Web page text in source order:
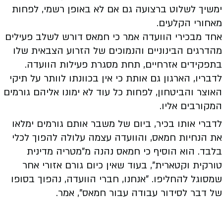
ימשיך לשלוט ברצועה גם אם לא באופן רשמי, לפחות
מאחורי הקלעים.
אחד מבכירי הוועדה אמר כי חמאס דורש לשלב פעילים
מהדרגים הבינוניים והנמוכים של הזרוע הצבאית שלו
בתפקידים אזרחיים, תחת מסגרת פעילות הוועדה.
לדבריו, הארגון גם אותת כי אין בכוונתו לוותר על תיקי
האוצר והביטחון, לפחות כל עוד לא ימונו אליהם גורמים
המקורבים אליו.
לדברי אותו בכיר, ביום של משבר אותם גורמים ימלאו
את הנחיות חמאס, והוועדה עצמה עלולה להפוך לכלי
בלבד. הוא הוסיף כי חמאס נהנה מ"מטריה מדינית
טורקית וקטארית", בעוד שאין כיום גורם אזורי אחר
שמסוגל להחליפו. "אנחנו, חברי הוועדה, נהפוך בסופו
של דבר לסידור עבודה עבור חמאס", אמר.